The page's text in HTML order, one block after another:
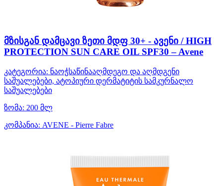
მზისგან დამცავი ზეთი მდფ 30+ - ავენი / HIGH
PROTECTION SUN CARE OIL SPF30 – Avene
კატეგორია: ნაოჭსაწინააღმდეგო და აღმდგენი
საშუალებები, ატოპიური დერმატიტის სამკურნალო
საშუალებები
ზომა: 200 მლ
კომპანია: AVENE - Pierre Fabre